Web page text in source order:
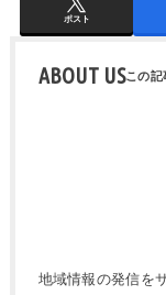
ポスト
ABOUT US
地域情報の発信を